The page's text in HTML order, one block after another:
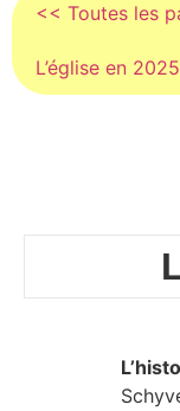
<< Toutes les
L’église en